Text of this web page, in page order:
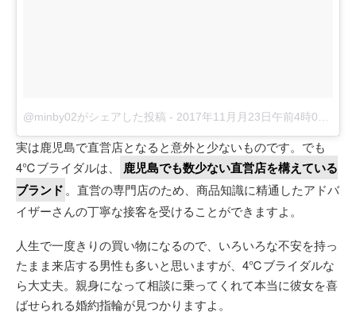
@minby02がシェアした投稿 - 2017年11月月23日午前4時01分PST
実は鹿児島で直営店となると意外と少ないものです。でも
4℃ブライダルは、
鹿児島でも数少ない直営店を構えている
ブランド 。直営の専門店のため、商品知識に精通したアドバ
イザーさんの丁寧な接客を受けることができますよ。
人生で一度きりの買い物になるので、いろいろな不安を持っ
たまま来店する男性も多いと思いますが、4℃ブライダルな
ら大丈夫。親身になって相談に乗ってくれて本当に彼女を喜
ばせられる婚約指輪が見つかりますよ。